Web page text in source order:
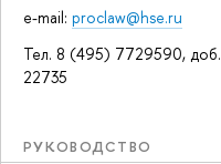
e-mail: proclaw@hse.ru
Тел. 8 (495) 7729590, доб.
22735
РУКОВОДСТВО